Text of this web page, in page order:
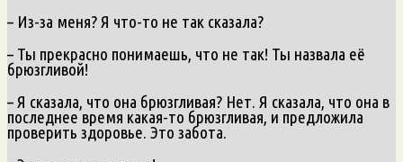
– Из-за меня? Я что-то не так сказала?
– Ты прекрасно понимаешь, что не так! Ты назвала её
брюзгливой!
– Я сказала, что она брюзгливая? Нет. Я сказала, что она в
последнее время какая-то брюзгливая, и предложила
проверить здоровье. Это забота.